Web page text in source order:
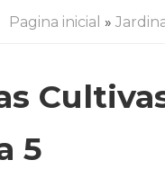
Pagina inicial »
5